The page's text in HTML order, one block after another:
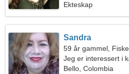
Ekteskap
Sandra
59 år gammel,
Jeg er interessert i
Bello, Colombia